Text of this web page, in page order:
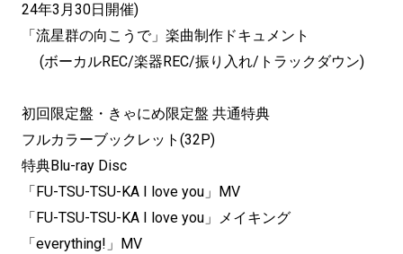
24年3月30日開催)
「流星群の向こうで」楽曲制作ドキュメント
(ボーカルREC/楽器REC/振り入れ/トラックダウン)
初回限定盤・きゃにめ限定盤 共通特典
フルカラーブックレット(32P)
特典Blu-ray Disc
「FU-TSU-TSU-KA I love you」MV
「FU-TSU-TSU-KA I love you」メイキング
「everything!」MV